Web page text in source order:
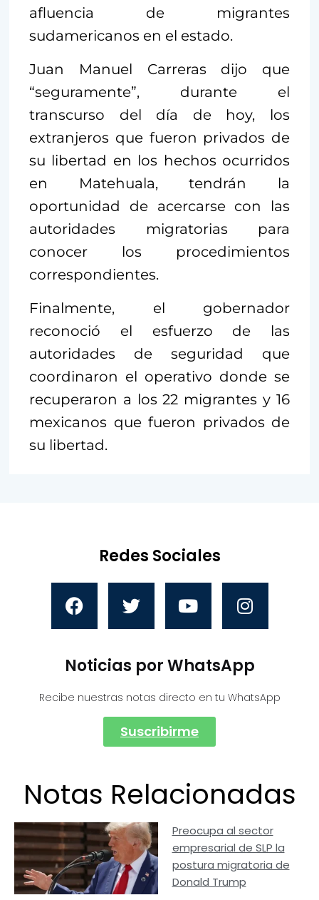
afluencia de migrantes
sudamericanos en el estado.
Juan Manuel Carreras dijo que
“seguramente”, durante el
transcurso del día de hoy, los
extranjeros que fueron privados de
su libertad en los hechos ocurridos
en Matehuala, tendrán la
oportunidad de acercarse con las
autoridades migratorias para
conocer los procedimientos
correspondientes.
Finalmente, el gobernador
reconoció el esfuerzo de las
autoridades de seguridad que
coordinaron el operativo donde se
recuperaron a los 22 migrantes y 16
mexicanos que fueron privados de
su libertad.
Redes Sociales
Noticias por WhatsApp
Recibe nuestras notas directo en tu WhatsApp
Suscribirme
Notas Relacionadas
Preocupa al sector
empresarial de SLP la
postura migratoria de
Donald Trump